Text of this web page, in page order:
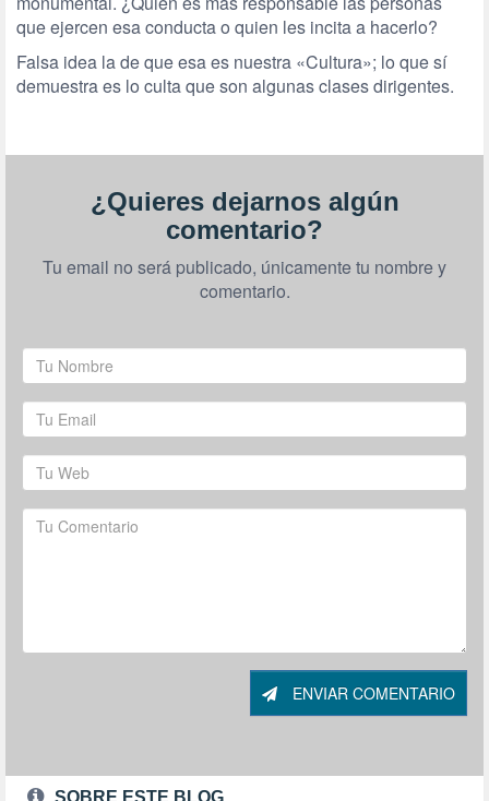
que ejercen esa conducta o quien les incita a hacerlo?
Falsa idea la de que esa es nuestra «Cultura»; lo que sí
demuestra es lo culta que son algunas clases dirigentes.
¿Quieres dejarnos algún
comentario?
Tu email no será publicado, únicamente tu nombre y
comentario.
ENVIAR COMENTARIO
SOBRE ESTE BLOG